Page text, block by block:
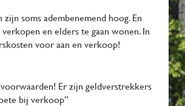
soms adembenemend hoog. En
en elders te gaan wonen. In
voor aan en verkoop!
Er zijn geldverstrekkers
bij verkoop”